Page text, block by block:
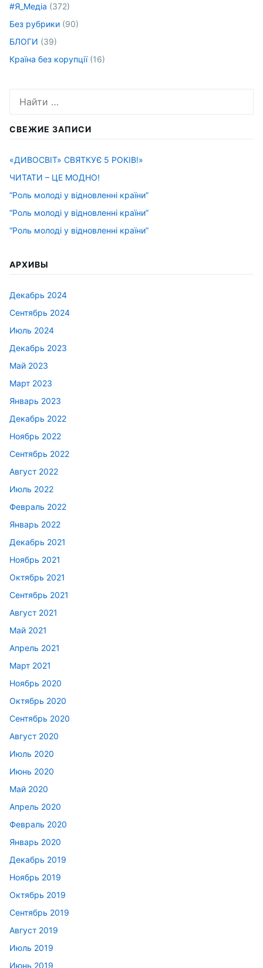
#Я_Медіа (372)
Без рубрики (90)
БЛОГИ (39)
Країна без корупції(16)
СВЕЖИЕ ЗАПИСИ
«ДИВОСВІТ» СВЯТКУЄ 5 РОКІВ!»
ЧИТАТИ – ЦЕ МОДНО!
“Роль молоді у відновленні країни”
“Роль молоді у відновленні країни”
“Роль молоді у відновленні країни”
АРХИВЫ
Декабрь 2024
Сентябрь 2024
Июль 2024
Декабрь 2023
Май 2023
Март 2023
Январь 2023
Декабрь 2022
Ноябрь 2022
Сентябрь 2022
Август 2022
Июль 2022
Февраль 2022
Январь 2022
Декабрь 2021
Ноябрь 2021
Октябрь 2021
Сентябрь 2021
Август 2021
Май 2021
Апрель 2021
Март 2021
Ноябрь 2020
Октябрь 2020
Сентябрь 2020
Август 2020
Июль 2020
Июнь 2020
Май 2020
Апрель 2020
Февраль 2020
Январь 2020
Декабрь 2019
Ноябрь 2019
Октябрь 2019
Сентябрь 2019
Август 2019
Июль 2019
Июнь 2019